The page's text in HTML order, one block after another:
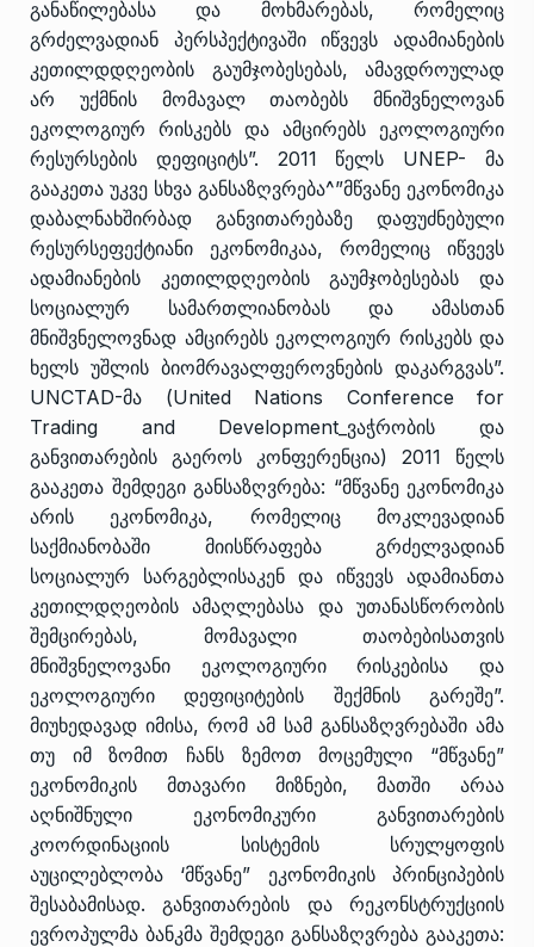
განაწილებასა და მოხმარებას, რომელიც
გრძელვადიან პერსპექტივაში იწვევს ადამიანების
კეთილდდღეობის გაუმჯობესებას, ამავდროულად
არ უქმნის მომავალ თაობებს მნიშვნელოვან
ეკოლოგიურ რისკებს და ამცირებს ეკოლოგიური
რესურსების დეფიციტს”. 2011 წელს UNEP- მა
გააკეთა უკვე სხვა განსაზღვრება^”მწვანე ეკონომიკა
დაბალნახშირბად განვითარებაზე დაფუძნებული
რესურსეფექტიანი ეკონომიკაა, რომელიც იწვევს
ადამიანების კეთილდღეობის გაუმჯობესებას და
სოციალურ სამართლიანობას და ამასთან
მნიშვნელოვნად ამცირებს ეკოლოგიურ რისკებს და
ხელს უშლის ბიომრავალფეროვნების დაკარგვას”.
UNCTAD-მა (United Nations Conference for
Trading and Development_ვაჭრობის და
განვითარების გაეროს კონფერენცია) 2011 წელს
გააკეთა შემდეგი განსაზღვრება: “მწვანე ეკონომიკა
არის ეკონომიკა, რომელიც მოკლევადიან
საქმიანობაში მიისწრაფება გრძელვადიან
სოციალურ სარგებლისაკენ და იწვევს ადამიანთა
კეთილდღეობის ამაღლებასა და უთანასწორობის
შემცირებას, მომავალი თაობებისათვის
მნიშვნელოვანი ეკოლოგიური რისკებისა და
ეკოლოგიური დეფიციტების შექმნის გარეშე”.
მიუხედავად იმისა, რომ ამ სამ განსაზღვრებაში ამა
თუ იმ ზომით ჩანს ზემოთ მოცემული “მწვანე”
ეკონომიკის მთავარი მიზნები, მათში არაა
აღნიშნული ეკონომიკური განვითარების
კოორდინაციის სისტემის სრულყოფის
აუცილებლობა ‘მწვანე” ეკონომიკის პრინციპების
შესაბამისად. განვითარების და რეკონსტრუქციის
ევროპულმა ბანკმა შემდეგი განსაზღვრება გააკეთა: